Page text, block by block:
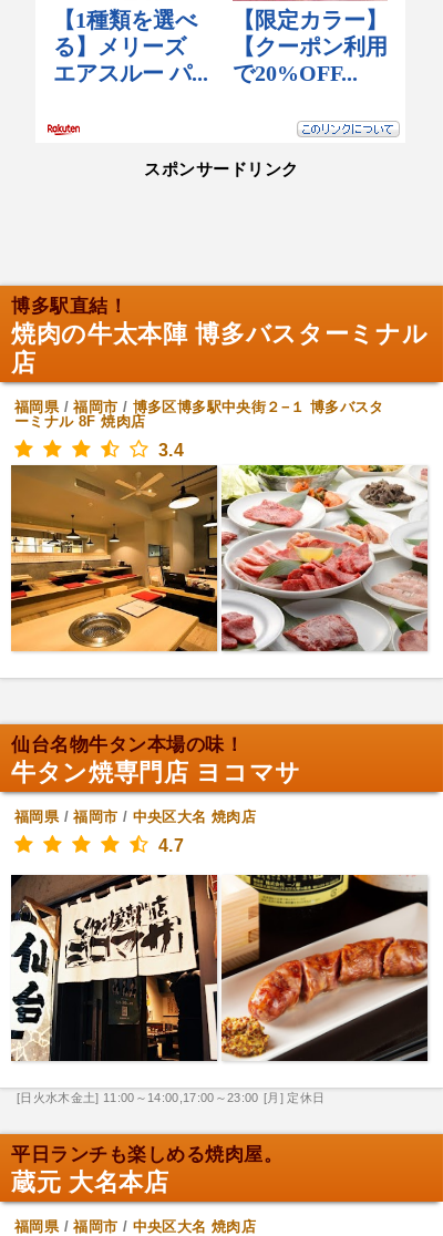
スポンサードリンク
博多駅直結！
焼肉の牛太本陣 博多バスターミナル
店
福岡県/福岡市 / 博多区博多駅中央街２−１ 博多バスタ
ーミナル 8F 焼肉店
3.4
仙台名物牛タン本場の味！
牛タン焼専門店 ヨコマサ
福岡県/福岡市 / 中央区大名 焼肉店
4.7
[日火水木金土] 11:00～14:00,17:00～23:00 [月] 定休日
平日ランチも楽しめる焼肉屋。
蔵元 大名本店
福岡県/福岡市 / 中央区大名 焼肉店